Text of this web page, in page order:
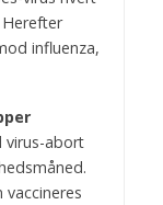
influenza,
abort